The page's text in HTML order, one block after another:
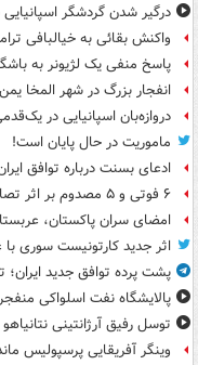
درگیر شدن گردشگر
واکنش بقائی به خیالبافی
پاسخ منفی یک لژیونر به
انفجار بزرگ در شهر المخا یمن
دروازه‌بان اسپانیایی در
ماموریت در حال پایان است!
ادعای بسنت درباره توافق
۶ فوتی و ۵ مصدوم بر اثر تصادف زنجیره‌ای
امضای سران پاکستان،
اثر جدید کارتونیست سوری
پشت پرده توافق جدید ایران؛
پالایشگاه نفت اسلواکی
توسل رفیق آرژانتینی
وینگر آفریقایی پرسپولیس